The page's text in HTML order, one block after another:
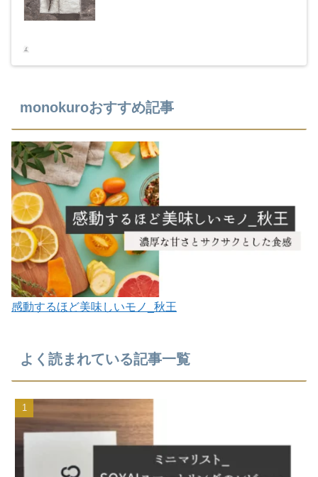
monokuroおすすめ記事
感動するほど美味しいモノ_秋王
よく読まれている記事一覧